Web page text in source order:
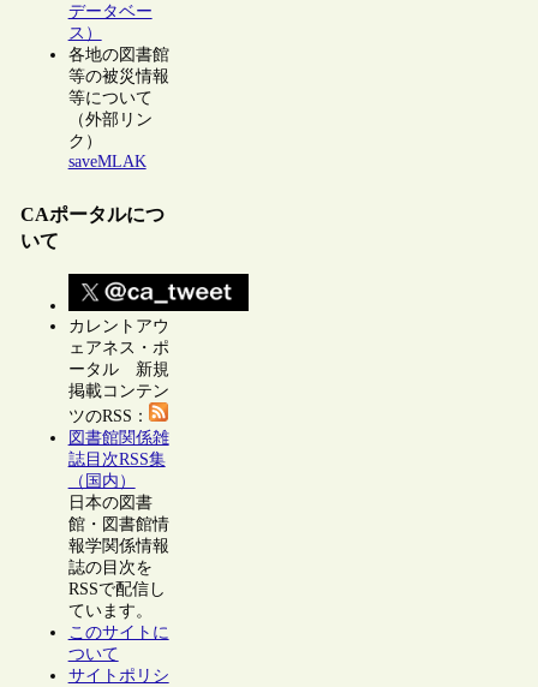
データベー
ス）
各地の図書館
等の被災情報
等について
（外部リン
ク）
saveMLAK
CAポータルにつ
いて
カレントアウ
ェアネス・ポ
ータル 新規
掲載コンテン
ツのRSS：
図書館関係雑
誌目次RSS集
（国内）
日本の図書
館・図書館情
報学関係情報
誌の目次を
RSSで配信し
ています。
このサイトに
ついて
サイトポリシ